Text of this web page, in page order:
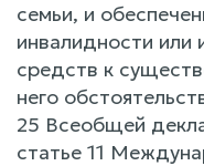
семьи, и
инвалидности или
средств к
него
25 Всеобщей
статье 11